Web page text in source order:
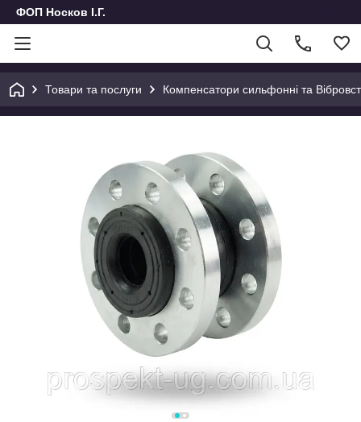
ФОП Носков І.Г.
Товари та послуги Компенсатори сильфонні та